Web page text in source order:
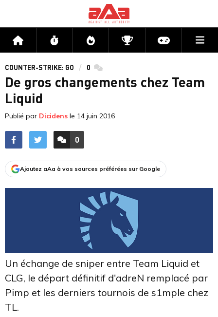
Accueil Flux Directs CompétitionsActu jeux
COUNTER-STRIKE: GO 0 commentaires
De gros changements chez Team
Liquid
Publié par Dicidens le 14 juin 2016
ACCÉDER AUX
0
COMMENTAIRES
Ajoutez aAa à vos sources préférées sur Google
Un échange de sniper entre Team Liquid et
CLG, le départ définitif d'adreN remplacé par
Pimp et les derniers tournois de s1mple chez
TL.